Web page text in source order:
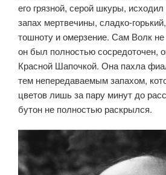
его грязной, серой шкуры,
запах мертвечины, сладко-
тошноту и омерзение. Сам Волк не
он был полностью сосредоточен,
Красной Шапочкой. Она пахла
тем непередаваемым запахом,
цветов лишь за пару минут до
бутон не полностью раскрылся.